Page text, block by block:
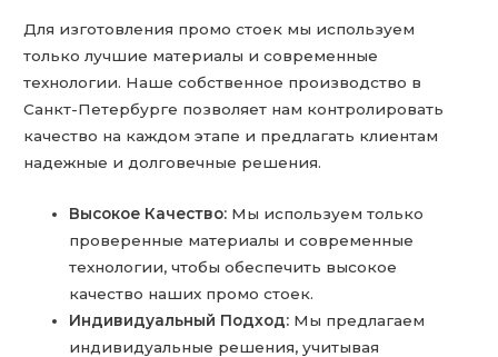
Для изготовления промо стоек мы используем
только лучшие материалы и современные
технологии. Наше собственное производство в
Санкт-Петербурге позволяет нам контролировать
качество на каждом этапе и предлагать клиентам
надежные и долговечные решения.
Высокое Качество: Мы используем только
проверенные материалы и современные
технологии, чтобы обеспечить высокое
качество наших промо стоек.
Индивидуальный Подход: Мы предлагаем
индивидуальные решения, учитывая